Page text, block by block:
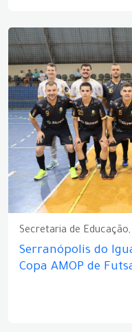
Secretaria de
Serranópolis do
Copa AMOP de